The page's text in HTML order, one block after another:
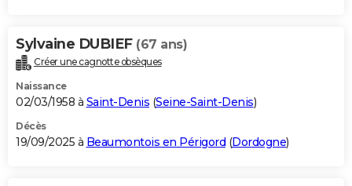
Sylvaine DUBIEF (67 ans)
Créer une cagnotte obsèques
Naissance
02/03/1958 à Saint-Denis (Seine-Saint-Denis)
Décès
19/09/2025 à Beaumontois en Périgord (Dordogne)